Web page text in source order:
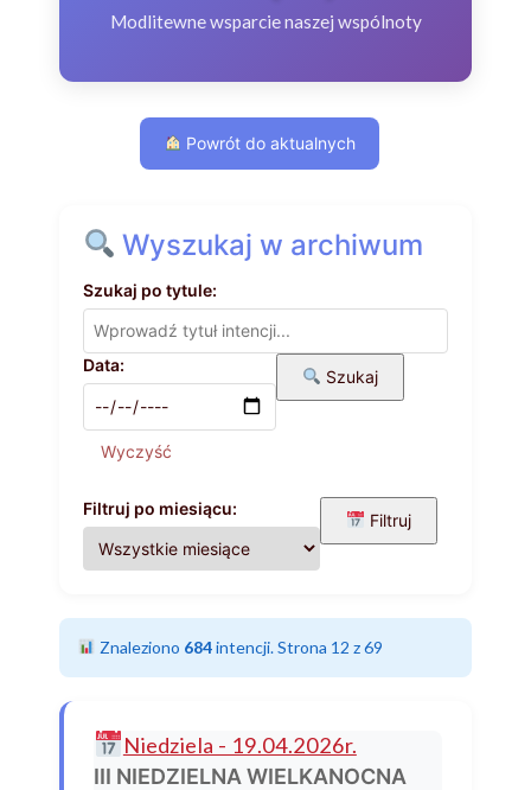
Modlitewne wsparcie naszej wspólnoty
Powrót do aktualnych
Wyszukaj w archiwum
Szukaj po tytule:
Data:
Szukaj
Wyczyść
Filtruj po miesiącu:
Filtruj
Znaleziono 684intencji. Strona 12 z 69
Niedziela - 19.04.2026r.
III NIEDZIELNA WIELKANOCNA